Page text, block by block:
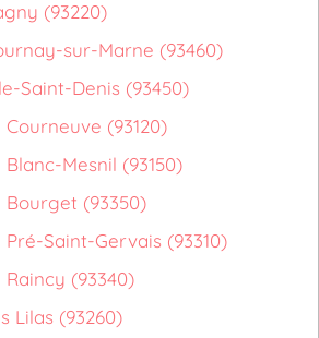
(93220)
sur-Marne (93460)
Saint-Denis (93450)
(93120)
Mesnil (93150)
Bourget (93350)
Saint-Gervais (93310)
(93340)
Lilas (93260)